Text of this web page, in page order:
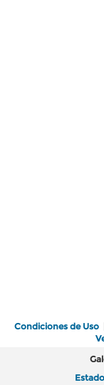
Condiciones de Uso